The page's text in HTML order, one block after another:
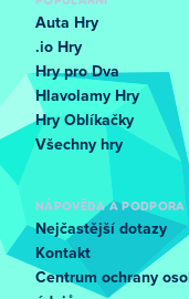
Auta Hry
.io Hry
Hry pro Dva
Hlavolamy Hry
Hry Oblíkačky
Všechny hry
NÁPOVĚDA A PODPORA
Nejčastější dotazy
Kontakt
Centrum ochrany